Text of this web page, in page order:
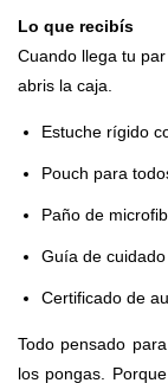
Lo que recibís
Cuando llega tu
abris la caja.
Estuche rígido
Pouch para
Paño de
Guía de cuidado
Certificado de
Todo pensado
los pongas.